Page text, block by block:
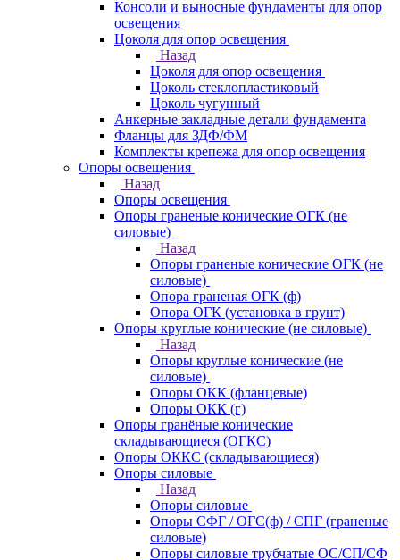
Консоли и выносные фундаменты для опор
освещения
Цоколя для опор освещения
Назад
Цоколя для опор освещения
Цоколь стеклопластиковый
Цоколь чугунный
Анкерные закладные детали фундамента
Фланцы для ЗДФ/ФМ
Комплекты крепежа для опор освещения
Опоры освещения
Назад
Опоры освещения
Опоры граненые конические ОГК (не
силовые)
Назад
Опоры граненые конические ОГК (не
силовые)
Опора граненая ОГК (ф)
Опора ОГК (установка в грунт)
Опоры круглые конические (не силовые)
Назад
Опоры круглые конические (не
силовые)
Опоры ОКК (фланцевые)
Опоры ОКК (г)
Опоры гранёные конические
складывающиеся (ОГКС)
Опоры ОККС (складывающиеся)
Опоры силовые
Назад
Опоры силовые
Опоры СФГ / ОГС(ф) / СПГ (граненые
силовые)
Опоры силовые трубчатые ОС/СП/СФ